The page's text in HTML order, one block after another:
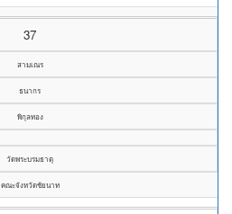
37
สามเณร
ธนากร
พิกุลทอง
วัดพระบรมธาตุ
คณะจังหวัดชัยนาท